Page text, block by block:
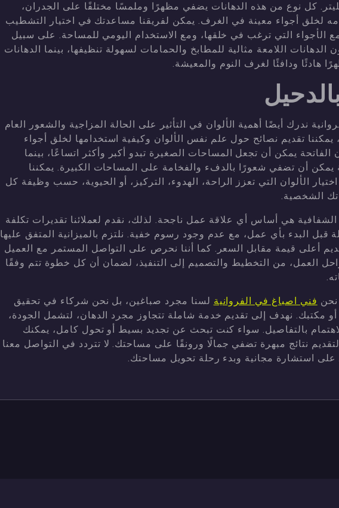
كل نوع من هذه الدهانات يضفي مظهرًا وملمسًا مختلفًا على الجدران،
لخلق أجواء معينة في الغرف. يمكن لفريقنا مساعدتك في اختيار التشطيب
الأجواء التي ترغب في خلقها، ومع الاستخدام اليومي للمساحة. على سبيل
الدهانات اللامعة مثالية للمطابخ والحمامات لسهولة تنظيفها، بينما الدهانات
هادئًا ودافئًا لغرف النوم والمعيشة.
ندرك أيضًا أهمية الألوان في التأثير على الحالة المزاجية والشعور العام
يمكننا تقديم نصائح حول علم نفس الألوان وكيفية استخدامها لخلق أجواء
الفاتحة يمكن أن تجعل المساحات الصغيرة تبدو أكبر وأكثر اتساعًا، بينما
يمكن أن تضفي شعورًا بالدفء والفخامة على المساحات الكبيرة. يمكننا
الألوان التي تعزز الراحة، الهدوء، التركيز، أو الحيوية، حسب وظيفة كل
الشخصية.
هي أساس أي علاقة عمل ناجحة. لذلك، نقدم لعملائنا تقديرات تكلفة
قبل البدء بأي عمل، مع عدم وجود رسوم خفية. نلتزم بالميزانية المتفق عليها
أعلى قيمة مقابل السعر. كما أننا نحرص على التواصل المستمر مع العميل
العمل، من التخطيط والتصميم إلى التنفيذ، لضمان أن كل خطوة تتم وفقًا
نحن فني اصباغ في الفروانية لسنا مجرد صباغين، بل نحن شركاء في تحقيق
مكتبك. نهدف إلى تقديم خدمة شاملة تتجاوز مجرد الدهان، لتشمل الجودة،
بالتفاصيل. سواء كنت تبحث عن تجديد بسيط أو تحول كامل، يمكنك
لتقديم نتائج مبهرة تضفي جمالًا ورونقًا على مساحتك. لا تتردد في التواصل معنا
على استشارة مجانية وبدء رحلة تحويل مساحتك.